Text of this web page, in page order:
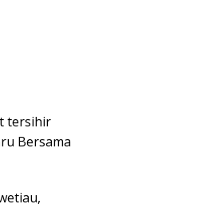
tersihir
Bersama